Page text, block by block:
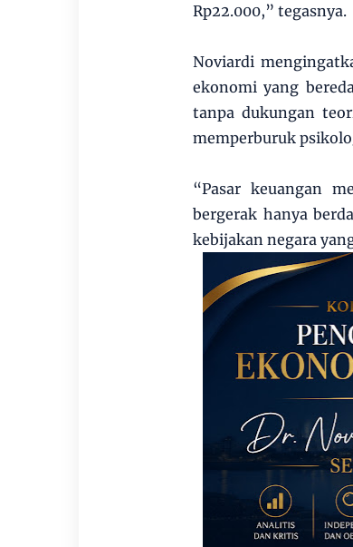
Rp22.000,” tegasnya.
Noviardi
ekonomi yang
tanpa dukungan
memperburuk
“Pasar keuangan
bergerak hanya
kebijakan negara